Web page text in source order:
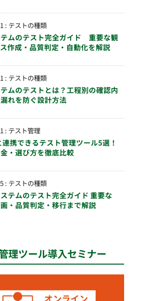
: テストの種類
ムのテスト完全ガイド 重要な観
作成・品質判定・自動化を解説
: テストの種類
ムのテストとは？工程別の確認内
れを防ぐ設計方法
: テスト管理
携できるテスト管理ツール5選！
・選び方を徹底比較
: テストの種類
テムのテスト完全ガイド 重要な
・品質判定・移行まで解説
理ツール導入セミナー